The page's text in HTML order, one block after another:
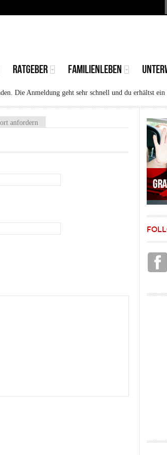
RATGEBER FAMILIENLEBEN
Die Anmeldung geht sehr schnell und du erhältst
anfordern